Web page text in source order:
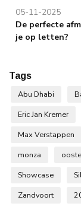
05-11-2025
De perfecte
je op letten?
Tags
Abu Dhabi
Eric Jan Kremer
Max Verstappen
monza
Showcase
Zandvoort